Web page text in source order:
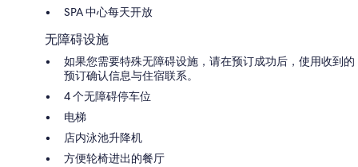
SPA 中心每天开放
无障碍设施
如果您需要特殊无障碍设施，请在预订成功后，使用收到的
预订确认信息与住宿联系。
4 个无障碍停车位
电梯
店内泳池升降机
方便轮椅进出的餐厅